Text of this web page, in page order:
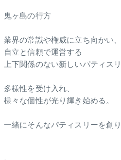
鬼ヶ島の行方
業界の常識や権威に立ち向かい、
自立と信頼で運営する
上下関係のない新しいパティスリ
多様性を受け入れ、
様々な個性が光り輝き始める。
一緒にそんなパティスリーを創